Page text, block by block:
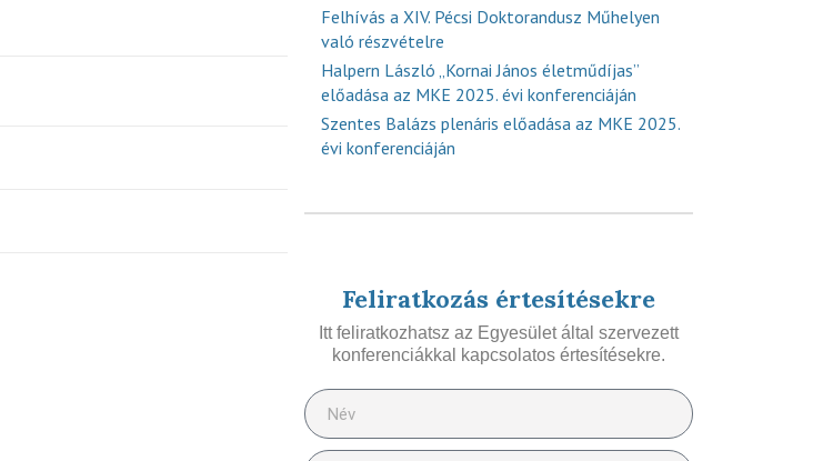
Felhívás a XIV. Pécsi Doktorandusz Műhelyen
való részvételre
Halpern László „Kornai János életműdíjas”
előadása az MKE 2025. évi konferenciáján
Szentes Balázs plenáris előadása az MKE 2025.
évi konferenciáján
Feliratkozás értesítésekre
Itt feliratkozhatsz az Egyesület által szervezett
konferenciákkal kapcsolatos értesítésekre.